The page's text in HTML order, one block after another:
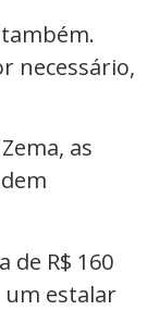
necessário,
as
de R$ 160
um estalar